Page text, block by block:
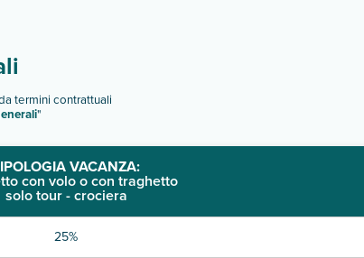
termini contrattuali
"
VACANZA:
con volo o con traghetto
solo tour - crociera
25%